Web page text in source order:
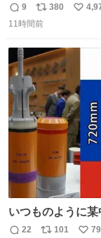
youtu.be/
返
信
9
リ
ポ
ト
数
380
い
11時間前
いつものように
ぐるみを発見し
22 101